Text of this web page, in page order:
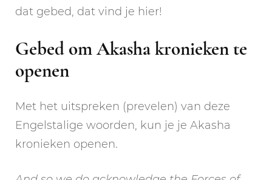
dat gebed, dat vind je hier!
Gebed om Akasha kronieken te
openen
Met het uitspreken (prevelen) van deze
Engelstalige woorden, kun je je Akasha
kronieken openen.